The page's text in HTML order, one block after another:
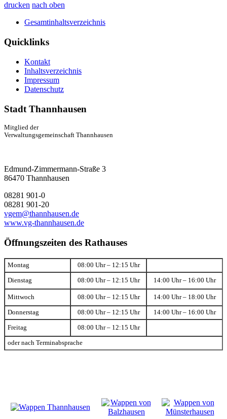
drucken nach oben
Gesamtinhaltsverzeichnis
Quicklinks
Kontakt
Inhaltsverzeichnis
Impressum
Datenschutz
Stadt Thannhausen
Mitglied der
Verwaltungsgemeinschaft Thannhausen
Edmund-Zimmermann-Straße 3
86470 Thannhausen
08281 901-0
08281 901-20
vgem@thannhausen.de
www.vg-thannhausen.de
Öffnungszeiten des Rathauses
Montag 08:00 Uhr – 12:15 Uhr
Dienstag 08:00 Uhr – 12:15 Uhr 14:00 Uhr – 16:00 Uhr
Mittwoch 08:00 Uhr – 12:15 Uhr 14:00 Uhr – 18:00 Uhr
Donnerstag 08:00 Uhr – 12:15 Uhr 14:00 Uhr – 16:00 Uhr
Freitag 08:00 Uhr – 12:15 Uhr
oder nach Terminabsprache